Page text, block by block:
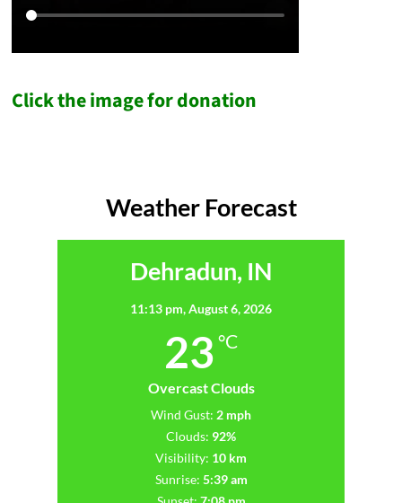
Click the image for donation
Weather Forecast
Dehradun, IN
11:13 pm,August 6, 2026
23 °C
Overcast Clouds
Wind Gust: 2 mph
Clouds: 92%
Visibility: 10 km
Sunrise: 5:39 am